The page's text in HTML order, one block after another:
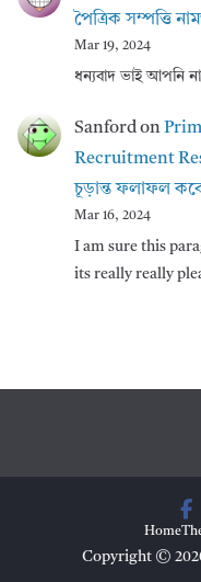
পৈত্রিক সম্পত্তি
Mar 19, 2024
ধন্যবাদ ভাই আপনি
Sanfordon
Recruitment
চূড়ান্ত ফলাফল
Mar 16, 2024
I am sure this
its really really
Home
Copyright ©